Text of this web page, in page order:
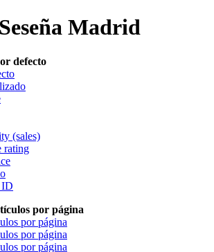
Madrid
defecto
(sales)
rating
ID
por página
por página
por página
por página